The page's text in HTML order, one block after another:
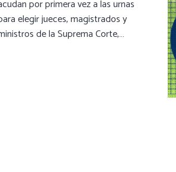
por primera vez a las urnas
elegir jueces, magistrados y
de la Suprema Corte,…